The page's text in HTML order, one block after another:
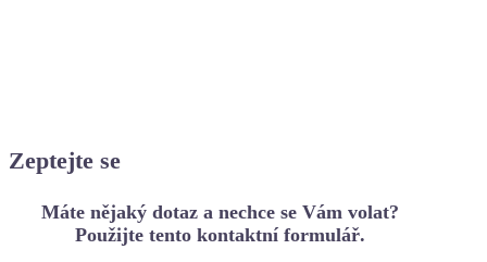
Zeptejte se
Máte nějaký dotaz a nechce se Vám volat?
Použijte tento kontaktní formulář.